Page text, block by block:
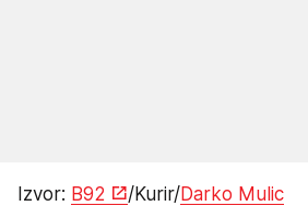
Izvor: B92 /Kurir/Darko Mulic